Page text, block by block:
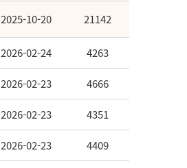
2025-10-20 21142
2026-02-24 4263
2026-02-23 4666
2026-02-23 4351
2026-02-23 4409